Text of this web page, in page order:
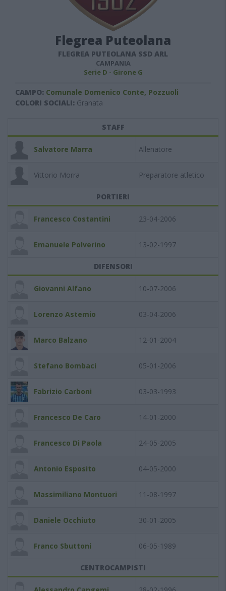
Flegrea Puteolana
FLEGREA PUTEOLANA SSD ARL
CAMPANIA
Serie D - Girone G
CAMPO: Comunale Domenico Conte, Pozzuoli
COLORI SOCIALI: Granata
STAFF
Salvatore Marra Allenatore
Vittorio Morra Preparatore atletico
PORTIERI
Francesco Costantini 23-04-2006
Emanuele Polverino 13-02-1997
DIFENSORI
Giovanni Alfano 10-07-2006
Lorenzo Astemio 03-04-2006
Marco Balzano 12-01-2004
Stefano Bombaci 05-01-2006
Fabrizio Carboni 03-03-1993
Francesco De Caro 14-01-2000
Francesco Di Paola 24-05-2005
Antonio Esposito 04-05-2000
Massimiliano Montuori 11-08-1997
Daniele Occhiuto 30-01-2005
Franco Sbuttoni 06-05-1989
CENTROCAMPISTI